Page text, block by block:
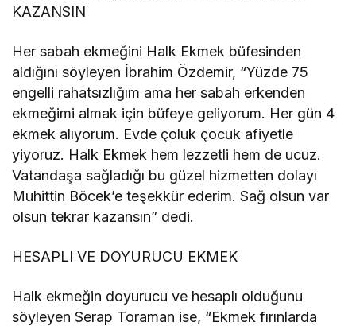
KAZANSIN
Her sabah ekmeğini Halk Ekmek büfesinden
aldığını söyleyen İbrahim Özdemir, “Yüzde 75
engelli rahatsızlığım ama her sabah erkenden
ekmeğimi almak için büfeye geliyorum. Her gün 4
ekmek alıyorum. Evde çoluk çocuk afiyetle
yiyoruz. Halk Ekmek hem lezzetli hem de ucuz.
Vatandaşa sağladığı bu güzel hizmetten dolayı
Muhittin Böcek’e teşekkür ederim. Sağ olsun var
olsun tekrar kazansın” dedi.
HESAPLI VE DOYURUCU EKMEK
Halk ekmeğin doyurucu ve hesaplı olduğunu
söyleyen Serap Toraman ise, “Ekmek fırınlarda